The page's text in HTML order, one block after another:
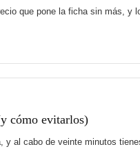
que pone la ficha sin más, y
cómo evitarlos)
al cabo de veinte minutos